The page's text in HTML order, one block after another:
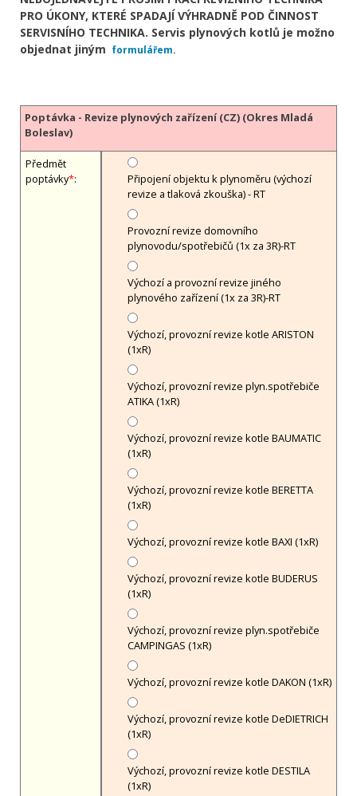
PRO ÚKONY, KTERÉ SPADAJÍ VÝHRADNĚ POD ČINNOST
SERVISNÍHO TECHNIKA. Servis plynových kotlů je možno
objednat jiným formulářem.
Poptávka - Revize plynových zařízení (CZ) (Okres Mladá
Boleslav)
Předmět
poptávky*:
Připojení objektu k plynoměru (výchozí
revize a tlaková zkouška) - RT
Provozní revize domovního
plynovodu/spotřebičů (1x za 3R)-RT
Výchozí a provozní revize jiného
plynového zařízení (1x za 3R)-RT
Výchozí, provozní revize kotle ARISTON
(1xR)
Výchozí, provozní revize plyn.spotřebiče
ATIKA (1xR)
Výchozí, provozní revize kotle BAUMATIC
(1xR)
Výchozí, provozní revize kotle BERETTA
(1xR)
Výchozí, provozní revize kotle BAXI (1xR)
Výchozí, provozní revize kotle BUDERUS
(1xR)
Výchozí, provozní revize plyn.spotřebiče
CAMPINGAS (1xR)
Výchozí, provozní revize kotle DAKON (1xR)
Výchozí, provozní revize kotle DeDIETRICH
(1xR)
Výchozí, provozní revize kotle DESTILA
(1xR)